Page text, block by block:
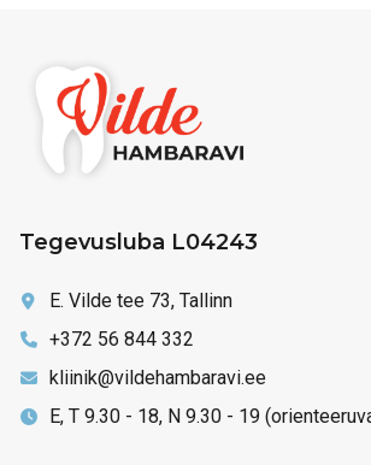
Tegevusluba L04243
E. Vilde tee 73, Tallinn
+372 56 844 332
kliinik@vildehambaravi.ee
E, T 9.30 - 18, N 9.30 - 19